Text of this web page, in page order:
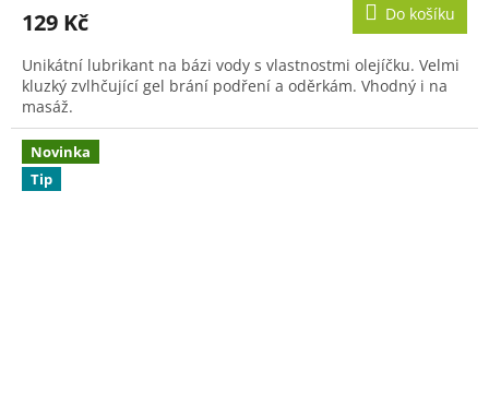
je
z
5
hvězdiček.
129 Kč Do košíku
Unikátní lubrikant na bázi vody s vlastnostmi olejíčku. Velmi
kluzký zvlhčující gel brání podření a oděrkám. Vhodný i na
masáž.
Novinka
Tip